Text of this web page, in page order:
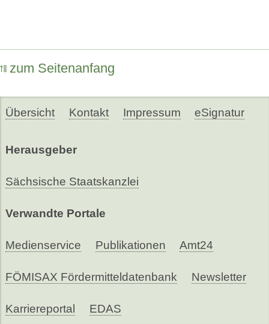
zum Seitenanfang
Übersicht Kontakt Impressum eSignatur
Herausgeber
Sächsische Staatskanzlei
Verwandte Portale
Medienservice Publikationen Amt24
FÖMISAX Fördermitteldatenbank Newsletter
Karriereportal EDAS